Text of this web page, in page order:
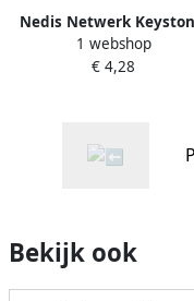
Nedis Netwerk
voorplaat | Frontplaat
| 2 poorten | 1 stuks
1 webshop
€ 4,28
Bekijk ook